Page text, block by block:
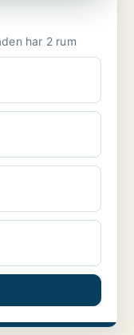
i Eskilstuna Bostaden har 2 rum